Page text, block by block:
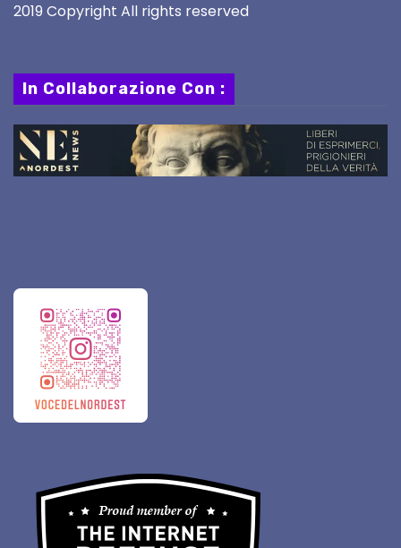
2019 Copyright All rights reserved
In Collaborazione Con :